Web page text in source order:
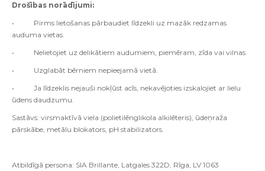
Drošības norādījumi:
• Pirms lietošanas pārbaudiet līdzekli uz mazāk redzamas
auduma vietas.
• Nelietojiet uz delikātiem audumiem, piemēram, zīda vai vilnas.
• Uzglabāt bērniem nepieejamā vietā.
• Ja līdzeklis nejauši nokļūst acīs, nekavējoties izskalojiet ar lielu
ūdens daudzumu.
Sastāvs: virsmaktīvā viela (polietilēnglikola alkilēteris), ūdeņraža
pārskābe, metālu blokators, pH stabilizators.
Atbildīgā persona: SIA Brillante, Latgales 322D, Rīga, LV 1063